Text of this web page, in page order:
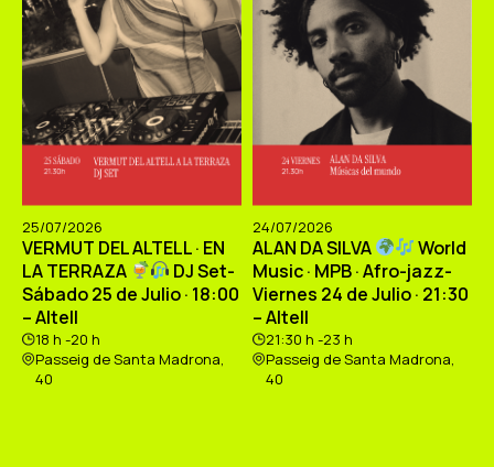
25/07/2026
VERMUT DEL ALTELL · EN
LA TERRAZA
DJ Set-
Sábado 25 de Julio · 18:00
– Altell
18 h -20 h
Passeig de Santa Madrona,
40
24/07/2026
ALAN DA SILVA
World
Music · MPB · Afro-jazz-
Viernes 24 de Julio · 21:30
– Altell
21:30 h -23 h
Passeig de Santa Madrona,
40